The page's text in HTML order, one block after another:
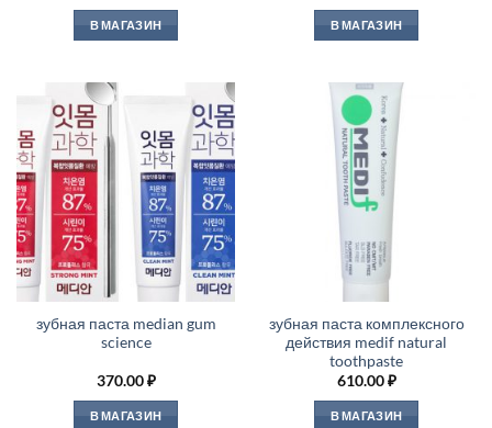
В МАГАЗИН В МАГАЗИН
зубная паста median gum
science
370.00₽
В МАГАЗИН
зубная паста комплексного
действия medif natural
toothpaste
610.00₽
В МАГАЗИН